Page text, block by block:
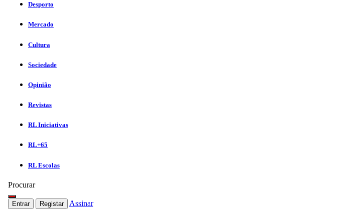
Desporto
Mercado
Cultura
Sociedade
Opinião
Revistas
RL Iniciativas
RL+65
RL Escolas
Procurar
Entrar Registar Assinar